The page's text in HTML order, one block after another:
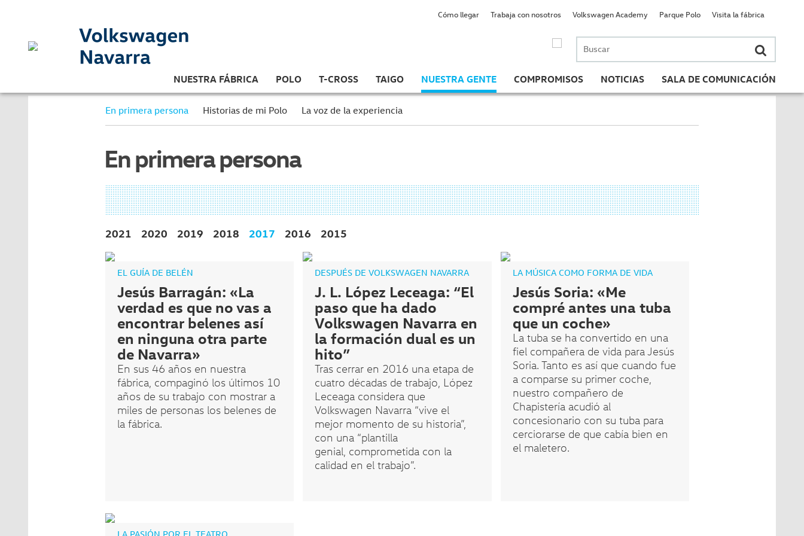
Buscar
por:
NUESTRA FÁBRICA POLO T-CROSS TAIGO NUESTRA GENTE COMPROMISOS NOTICIAS SALA DE COMUNICACIÓN
Cómo llegar Trabaja con nosotros Volkswagen Academy Parque Polo Visita la fábrica
En primera persona Historias de mi Polo La voz de la experiencia
En primera persona
2021 2020 2019 2018 2017 2016 2015
EL GUÍA DE BELÉN
Jesús Barragán: «La
verdad es que no vas a
encontrar belenes así
en ninguna otra parte
de Navarra»
En sus 46 años en nuestra
fábrica, compaginó los últimos 10
años de su trabajo con mostrar a
miles de personas los belenes de
la fábrica.
DESPUÉS DE VOLKSWAGEN NAVARRA
J. L. López Leceaga: “El
paso que ha dado
Volkswagen Navarra en
la formación dual es un
hito”
Tras cerrar en 2016 una etapa de
cuatro décadas de trabajo, López
Leceaga considera que
Volkswagen Navarra “vive el
mejor momento de su historia”,
con una “plantilla
genial, comprometida con la
calidad en el trabajo”.
LA MÚSICA COMO FORMA DE VIDA
Jesús Soria: «Me
compré antes una tuba
que un coche»
La tuba se ha convertido en una
fiel compañera de vida para Jesús
Soria. Tanto es así que cuando fue
a comparse su primer coche,
nuestro compañero de
Chapistería acudió al
concesionario con su tuba para
cerciorarse de que cabía bien en
el maletero.